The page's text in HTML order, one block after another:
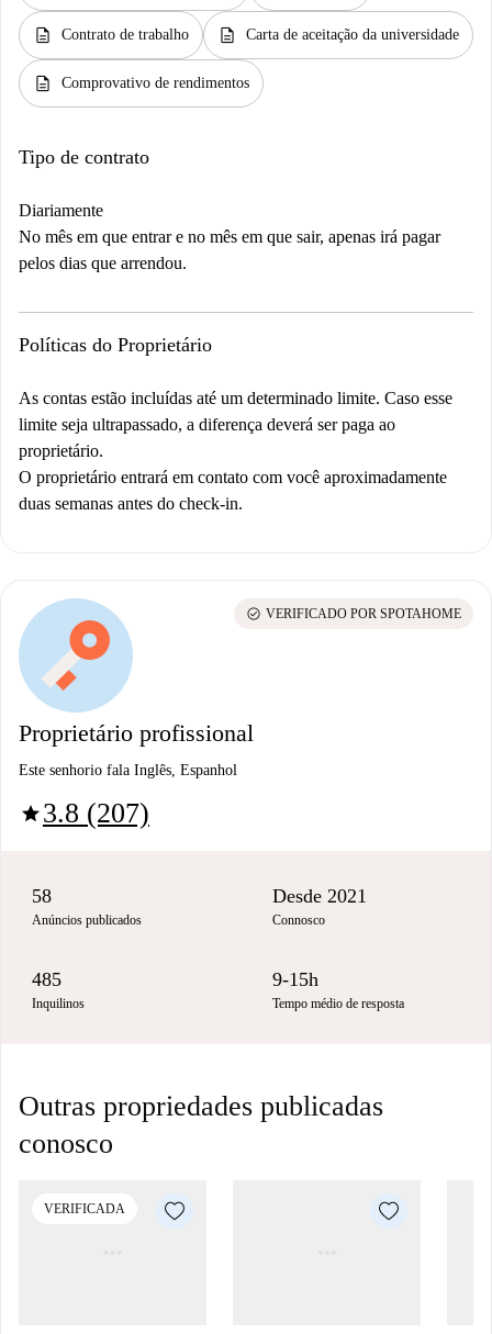
description Contrato de trabalho description Carta de aceitação da universidade
description Comprovativo de rendimentos
Tipo de contrato
Diariamente
No mês em que entrar e no mês em que sair, apenas irá pagar
pelos dias que arrendou.
Políticas do Proprietário
As contas estão incluídas até um determinado limite. Caso esse
limite seja ultrapassado, a diferença deverá ser paga ao
proprietário.
O proprietário entrará em contato com você aproximadamente
duas semanas antes do check-in.
Proprietário profissional
Este senhorio fala Inglês, Espanhol
star3.8 (207)
check_circle VERIFICADO POR SPOTAHOME
58
Anúncios publicados
Desde 2021
Connosco
485
Inquilinos
9-15h
Tempo médio de resposta
Outras propriedades publicadas
conosco
VERIFICADA